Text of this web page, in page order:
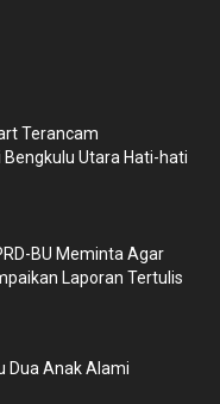
Terancam
Bengkulu Utara Hati-hati
BU Meminta Agar
Laporan Tertulis
Dua Anak Alami